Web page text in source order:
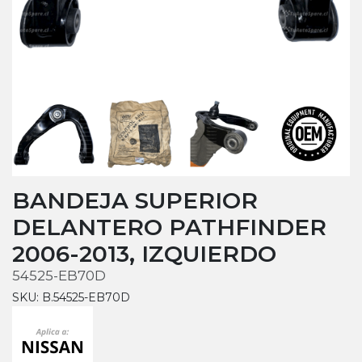
BANDEJA SUPERIOR
DELANTERO PATHFINDER
2006-2013, IZQUIERDO
54525-EB70D
SKU: B.54525-EB70D